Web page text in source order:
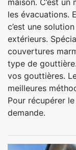
maison. C’est
les évacuations.
c’est une
extérieurs.
couvertures
type de
vos gouttières.
meilleures
Pour récupérer
demande.